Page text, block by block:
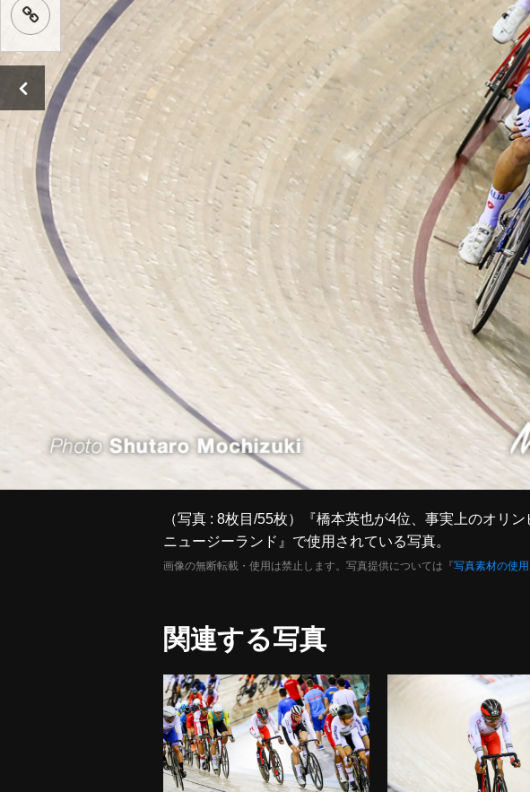
（写真 : 8枚目/55枚）『橋本英也が4位、事実上のオリ
ニュージーランド』で使用されている写真。
画像の無断転載・使用は禁止します。写真提供については『写真素材の使
関連する写真